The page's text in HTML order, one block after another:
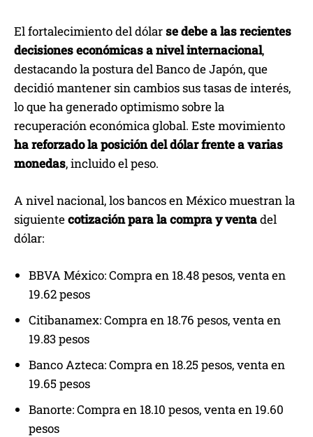
El fortalecimiento del dólarse debe a las recientes
decisiones económicas a nivel internacional,
destacando la postura del Banco de Japón, que
decidió mantener sin cambios sus tasas de interés,
lo que ha generado optimismo sobre la
recuperación económica global. Este movimiento
ha reforzado la posición del dólar frente a varias
monedas, incluido el peso.
A nivel nacional, los bancos en México muestran la
siguientecotización para la compra y ventadel
dólar:
BBVA México: Compra en 18.48 pesos, venta en
19.62 pesos
Citibanamex: Compra en 18.76 pesos, venta en
19.83 pesos
Banco Azteca: Compra en 18.25 pesos, venta en
19.65 pesos
Banorte: Compra en 18.10 pesos, venta en 19.60
pesos